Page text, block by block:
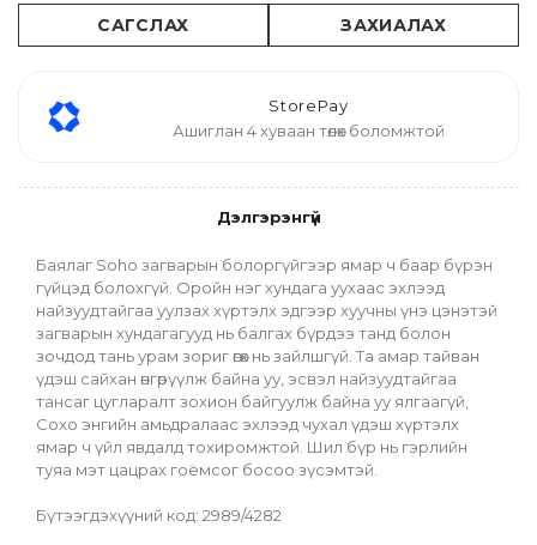
САГСЛАХ ЗАХИАЛАХ
StorePay
Ашиглан 4 хуваан төлөх боломжтой
Дэлгэрэнгүй
Баялаг Soho загварын болоргүйгээр ямар ч баар бүрэн
гүйцэд болохгүй. Оройн нэг хундага уухаас эхлээд
найзуудтайгаа уулзах хүртэлх эдгээр хуучны үнэ цэнэтэй
загварын хундагагууд нь балгах бүрдээ танд болон
зочдод тань урам зориг өгөх нь зайлшгүй. Та амар тайван
үдэш сайхан өнгөрүүлж байна уу, эсвэл найзуудтайгаа
тансаг цугларалт зохион байгуулж байна уу ялгаагүй,
Сохо энгийн амьдралаас эхлээд чухал үдэш хүртэлх
ямар ч үйл явдалд тохиромжтой. Шил бүр нь гэрлийн
туяа мэт цацрах гоёмсог босоо зүсэмтэй.
Бүтээгдэхүүний код: 2989/4282